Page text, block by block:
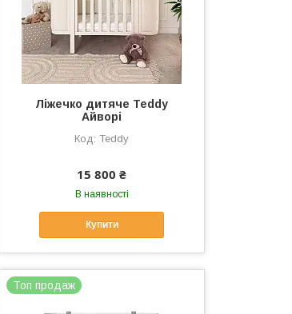
Ліжечко дитяче Teddy
Айворі
Teddy
15 800 ₴
В наявності
Купити
Топ продаж